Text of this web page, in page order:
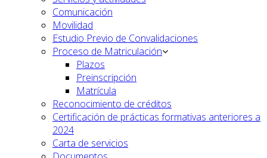
Comunicación
Movilidad
Estudio Previo de Convalidaciones
Proceso de Matriculación
Plazos
Preinscripción
Matrícula
Reconocimiento de créditos
Certificación de prácticas formativas anteriores a
2024
Carta de servicios